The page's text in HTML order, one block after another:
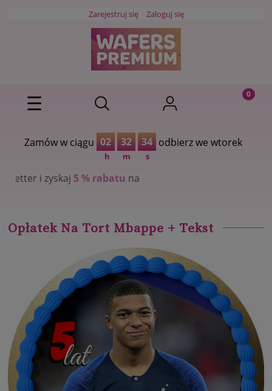
Zarejestruj się Zaloguj się
Zamów w ciągu 02
h
32
m
33
s
odbierz we wtorek
% rabatuna
Opłatek Na Tort Mbappe + Tekst